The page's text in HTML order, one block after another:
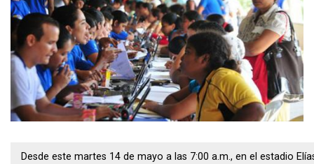
Desde este martes 14 de mayo a las 7:00 a.m., en el estadio